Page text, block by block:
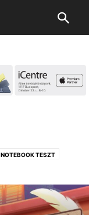
NOTEBOOK TESZT